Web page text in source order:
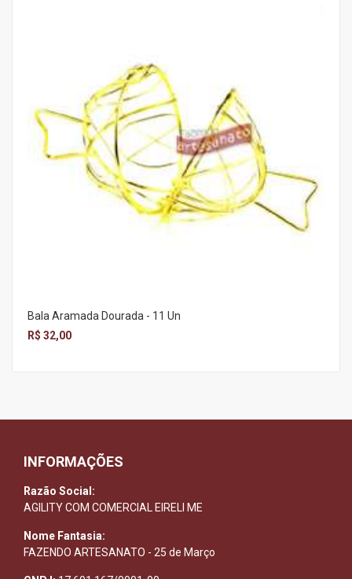
Bala Aramada Dourada - 11 Un
R$ 32,00
INFORMAÇÕES
Razão Social:
AGILITY COM COMERCIAL EIRELI ME
Nome Fantasia:
FAZENDO ARTESANATO - 25 de Março